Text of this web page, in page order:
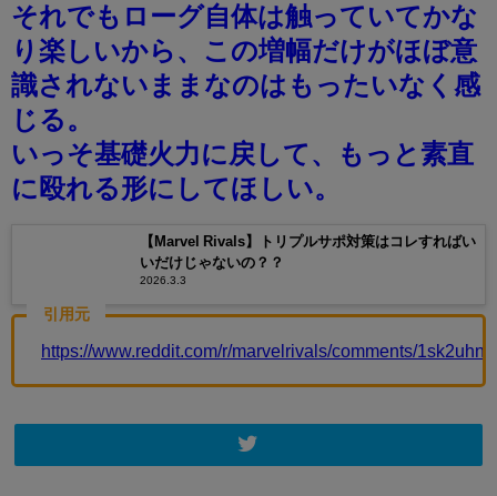
それでもローグ自体は触っていてかな
り楽しいから、この増幅だけがほぼ意
識されないままなのはもったいなく感
じる。
いっそ基礎火力に戻して、もっと素直
に殴れる形にしてほしい。
【Marvel Rivals】トリプルサポ対策はコレすればい
いだけじゃないの？？
2026.3.3
引用元
https://www.reddit.com/r/marvelrivals/comments/